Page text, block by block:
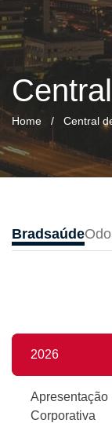
Home / Central
Bradsaúde
2026
Apresentação
Corporativa